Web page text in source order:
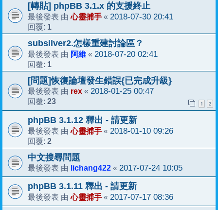
[轉貼] phpBB 3.1.x 的支援終止
最後發表 由心靈捕手 « 2018-07-30 20:41
回覆: 1
subsilver2.怎樣重建討論區？
最後發表 由 阿維 « 2018-07-20 02:41
回覆: 1
[問題]恢復論壇發生錯誤{已完成升級}
最後發表 由 rex « 2018-01-25 00:47
回覆: 23 1 2
phpBB 3.1.12 釋出 - 請更新
最後發表 由心靈捕手 « 2018-01-10 09:26
回覆: 2
中文搜尋問題
最後發表 由 lichang422 « 2017-07-24 10:05
phpBB 3.1.11 釋出 - 請更新
最後發表 由心靈捕手 « 2017-07-17 08:36